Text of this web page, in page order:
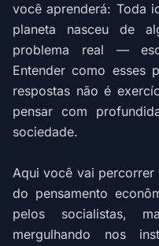
você aprenderá: Toda
planeta nasceu de
problema real —
Entender como esses
respostas não é
pensar com
sociedade.
Aqui você vai
do pensamento
pelos socialistas,
mergulhando nos